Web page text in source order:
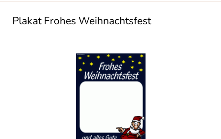
Plakat Frohes Weihnachtsfest